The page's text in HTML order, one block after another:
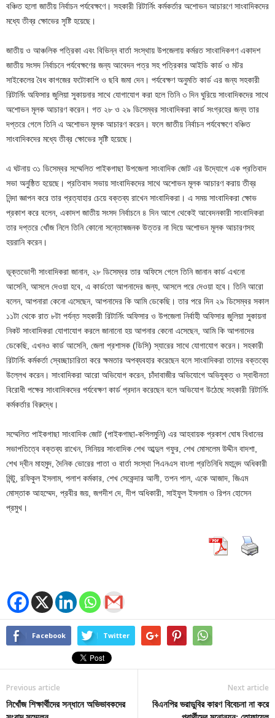
বঞ্চিত হলো জাতীয় নির্বাচন পর্যবেক্ষণে। সহকারী রিটার্নিং কর্মকর্তার অশোভন আচারণে সাংবাদিকদের
মধ্যে তীব্র ক্ষোভের সৃষ্টি হয়েছে।
জাতীয় ও আঞ্চলিক পত্রিকা এবং বিভিন্ন বার্তা সংস্থায় উপজেলায় কর্মরত সাংবাদিকগণ একাদশ
জাতীয় সংসদ নির্বাচনে পর্যবেক্ষণের জন্য আবেদন পত্র সহ পত্রিকার আইডি কার্ড ও মটর
সাইকেলের বৈধ কাগজের ফটোকাপি ও ছবি জমা দেন। পর্যবেক্ষণ অনুমতি কার্ড এর জন্য সহকারী
রিটার্নিং অফিসার জুলিয়া সুকায়নার সাথে যোগাযোগ করা হলে তিনি ৩ দিন ঘুরিয়ে সাংবাদিকদের সাথে
অশোভন মূলক আচারণ করেন। গত ২৮ ও ২৯ ডিসেম্বর সাংবাদিকরা কার্ড সংগ্রহের জন্য তার
দপ্তরে গেলে তিনি এ অশোভন মূলক আচারণ করেন। ফলে জাতীয় নির্বাচন পর্যবেক্ষণে বঞ্চিত
সাংবাদিকদের মধ্যে তীব্র ক্ষোভের সৃষ্টি হয়েছে।
এ ঘটনায় ৩১ ডিসেম্বর সম্মেলিত পাইকগাছা উপজেলা সাংবাদিক জোট এর উদ্যোগে এক প্রতিবাদ
সভা অনুষ্ঠিত হয়েছে। প্রতিবাদ সভায় সাংবাদিকদের সাথে অশোভন মূলক আচারণ করায় তীব্র
নিন্দা জ্ঞাপন করে তার প্রত্যাহার চেয়ে বক্তব্য রাখেন সাংবাদিকরা। এ সময় সাংবাদিকরা ক্ষোভ
প্রকাশ করে বলেন, একাদশ জাতীয় সংসদ নির্বাচনে ৪ দিন আগে থেকেই আবেদনকারী সাংবাদিকরা
তার দপ্তরে খোঁজ নিলে তিনি কোনো সন্তোষজনক উত্তর না দিয়ে অশোভন মূলক আচারণসহ
হয়রানি করেন।
ভূক্তভোগী সাংবাদিকরা জানান, ২৮ ডিসেম্বর তার অফিসে গেলে তিনি জানান কার্ড এখনো
আসেনি, আসলে দেওয়া হবে, এ কার্ডতো আপনাদের জন্য, আসলে পরে দেওয়া হবে। তিনি আরো
বলেন, আপনারা কেনো এসেছেন, আপনাদের কি আমি ডেকেছি। তার পরে দিন ২৯ ডিসেম্বর সকাল
১১টা থেকে রাত ৮টা পর্যন্ত সহকারী রিটার্নিং অফিসার ও উপজেলা নির্বাহী অফিসার জুলিয়া সুকায়না
নিকট সাংবাদিকরা যোগাযোগ করলে জানানো হয় আপনার কেনো এসেছেন, আমি কি আপনাদের
ডেকেছি, এখনও কার্ড আসেনি, জেলা প্রশাসক (ডিসি) স্যারের সাথে যোগাযোগ করেন। সহকারী
রিটার্নিং কর্মকর্তা স্বেচ্ছাচারিতা করে ক্ষমতার অপব্যবহার করেছেন বলে সাংবাদিকরা তাদের বক্তব্যে
উল্লেখ করেন। সাংবাদিকরা আরো অভিযোগ করেন, চাঁদাবাজীর অভিযোগে অভিযুক্ত ও স্বাধীনতা
বিরোধী পক্ষের সাংবাদিকদের পর্যবেক্ষণ কার্ড প্রদান করেছেন বলে অভিযোগ উঠেছে সহকারী রিটার্নিং
কর্মকর্তার বিরুদ্ধে।
সম্মেলিত পাইকগাছা সাংবাদিক জোট (পাইকগাছা-কপিলমুনি) এর আহবায়ক প্রকাশ ঘোষ বিধানের
সভাপতিত্বে বক্তব্য রাখেন, সিনিয়র সাংবাদিক শেখ আব্দুল গফুর, শেখ মোসলেম উদ্দীন বাদশা,
শেখ দ্বীন মাহমুদ, দৈনিক ভোরের পাতা ও বার্তা সংস্থা পিএনএস বাংলা প্রতিনিধি মহানন্দ অধিকারী
মিন্টু, রফিকুল ইসলাম, পলাশ কর্মকার, শেখ সেকেন্দার আলী, তপন পাল, একে আজাদ, জিএম
মোস্তাক আহম্মেদ, প্রবীর জয়, জগদীশ দে, দীপ অধিকারী, সাইফুল ইসলাম ও রিপন হোসেন
প্রমুখ।
Facebook Twitter
Previous article
নিখোঁজ শিক্ষার্থীদের সন্ধানে অভিভাবকদের
Next article
বিএনপির ভরাডুবির কারণ বিবেচনা না করে